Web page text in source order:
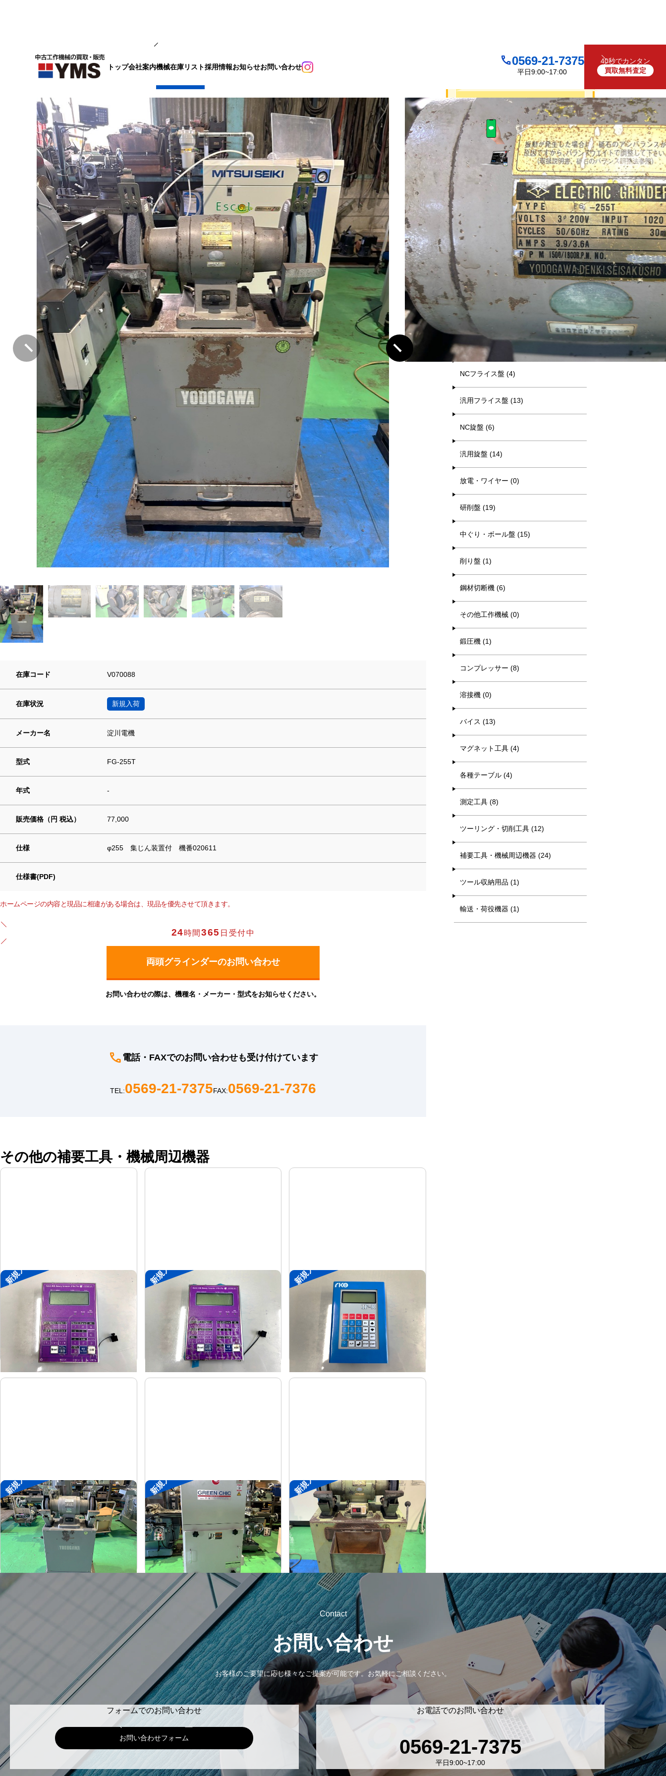
トップ会社案内機械在庫リスト採用情報お知らせお問い合わせ 0569-21-7375
平日9:00~17:00
40秒でカンタン
買取無料査定
両頭グラインダー
在庫コード V070088
在庫状況 新規入荷
メーカー名 淀川電機
型式 FG-255T
年式 -
販売価格（円 税込） 77,000
仕様 φ255 集じん装置付 機番020611
仕様書(PDF)
ホームページの内容と現品に相違がある場合は、現品を優先させて頂きます。
24時間365 日受付中
お問い合わせの際は、機種名・メーカー・型式をお知らせください。
電話・FAXでのお問い合わせも受け付けています
TEL:0569-21-7375FAX:0569-21-7376
その他の補要工具・機械周辺機器
新規入荷
ポータブル入出力装置
協立アスリック
式U-Port Pro
式-
新規入荷
ポータブル入出力装置
協立アスリック
式U-Port Pro
式-
新規入荷
ポータブル入出力装置
菱電工機エンジニアリング
式IF-R
式
新規入荷
両頭グラインダー
メーカー 淀川電機
形 式FG-255T
年 式 1990
新規入荷
集塵機
メーカー
形 式 RD100-1-1.5M
年 式
新規入荷
両頭グラインダー
メーカー 淀川電機
式 FG-205T
年 式
買取について
お見積り・査定は無料
LINEで査定（友だち追加）
買取フォームで査定
お電話でも受け付けております
0569-21-7375
平日9:00~17:00
キーワード検索
カテゴリー一覧
マシニング (8)
NCフライス盤 (4)
汎用フライス盤 (13)
NC旋盤 (6)
汎用旋盤 (14)
放電・ワイヤー (0)
研削盤 (19)
中ぐり・ボール盤 (15)
削り盤 (1)
鋼材切断機 (6)
その他工作機械 (0)
鍛圧機 (1)
コンプレッサー (8)
溶接機 (0)
バイス (13)
マグネット工具 (4)
各種テーブル (4)
測定工具 (8)
ツーリング・切削工具 (12)
補要工具・機械周辺機器 (24)
ツール収納用品 (1)
輸送・荷役機器 (1)
Contact
お問い合わせ
お客様のご要望に応じ様々なご提案が可能です。 お気軽にご相談ください。
フォームでのお問い合わせ
お問い合わせフォーム
お電話でのお問い合わせ
0569-21-7375
平日9:00~17:00